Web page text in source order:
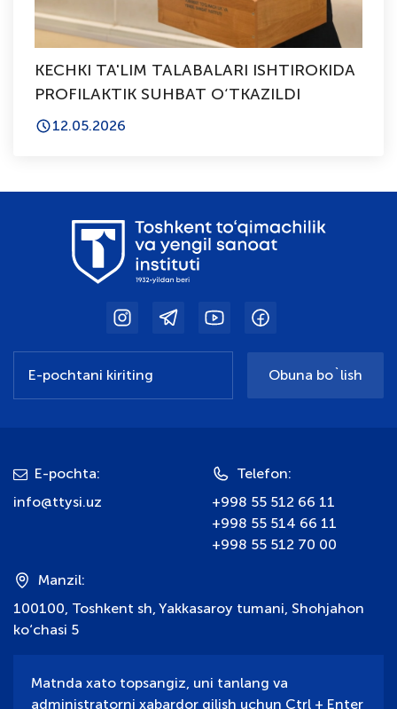
KECHKI TA'LIM TALABALARI ISHTIROKIDA
PROFILAKTIK SUHBAT O‘TKAZILDI
12.05.2026
Obuna bo`lish
E-pochta:
info@ttysi.uz
Telefon:
+998 55 512 66 11
+998 55 514 66 11
+998 55 512 70 00
Manzil:
100100, Toshkent sh, Yakkasaroy tumani, Shohjahon
ko‘chasi 5
Matnda xato topsangiz, uni tanlang va
administratorni xabardor qilish uchun Ctrl + Enter